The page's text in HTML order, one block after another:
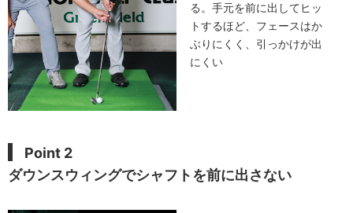
る。手元を前に出してヒッ
トするほど、フェースはか
ぶりにくく、引っかけが出
にくい
Point 2
ダウンスウィングでシャフトを前に出さない